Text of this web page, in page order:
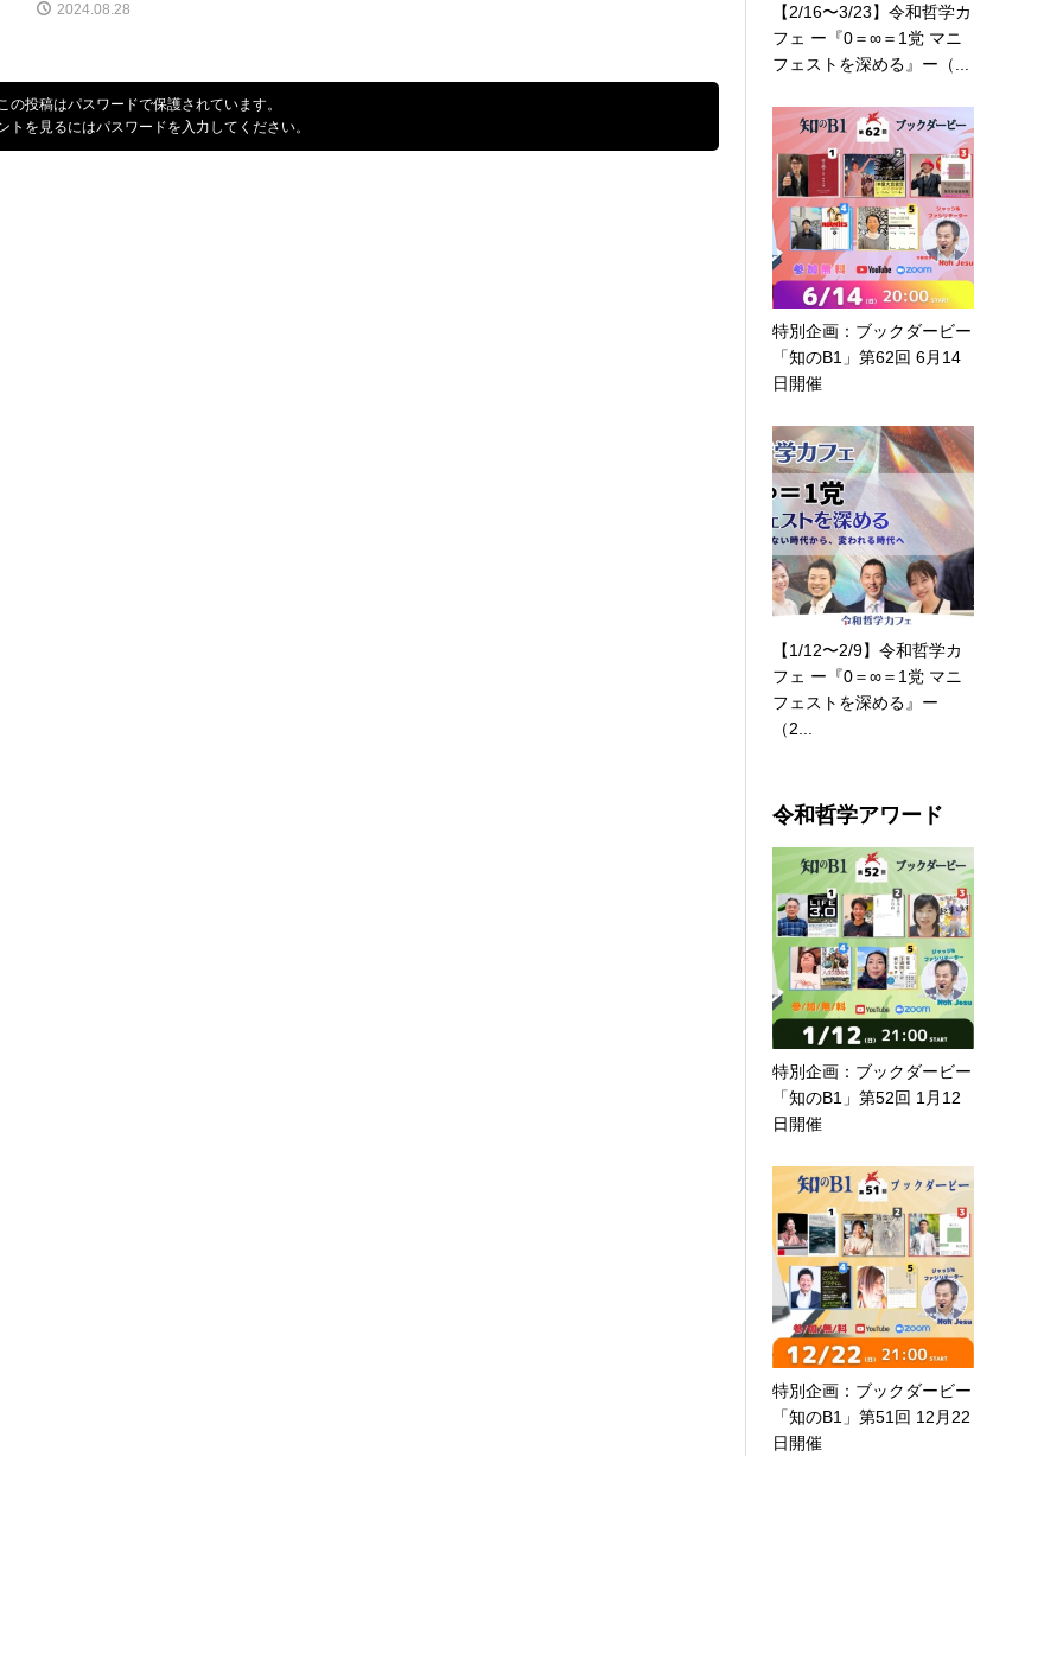
2024.08.28
の投稿はパスワードで保護されています。
トを見るにはパスワードを入力してください。
【2/16〜3/23】令和哲学カ
フェ ー『0＝∞＝1党 マニ
フェストを深める』ー（...
特別企画：ブックダービー
「知のB1」第62回 6月14
日開催
【1/12〜2/9】令和哲学カ
フェ ー『0＝∞＝1党 マニ
フェストを深める』ー
（2...
令和哲学アワード
特別企画：ブックダービー
「知のB1」第52回 1月12
日開催
特別企画：ブックダービー
「知のB1」第51回 12月22
日開催